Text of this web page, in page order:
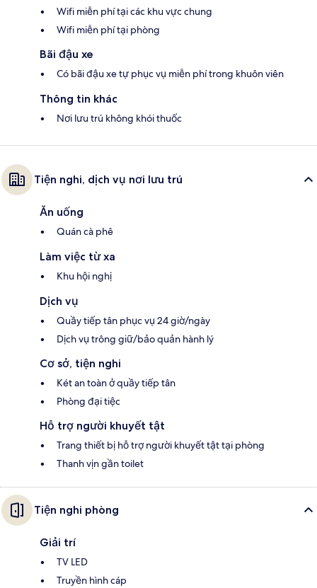
Wifi miễn phí tại các khu vực chung
Wifi miễn phí tại phòng
Bãi đậu xe
Có bãi đậu xe tự phục vụ miễn phí trong khuôn viên
Thông tin khác
Nơi lưu trú không khói thuốc
Tiện nghi, dịch vụ nơi lưu trú
Ăn uống
Quán cà phê
Làm việc từ xa
Khu hội nghị
Dịch vụ
Quầy tiếp tân phục vụ 24 giờ/ngày
Dịch vụ trông giữ/bảo quản hành lý
Cơ sở, tiện nghi
Két an toàn ở quầy tiếp tân
Phòng đại tiệc
Hỗ trợ người khuyết tật
Trang thiết bị hỗ trợ người khuyết tật tại phòng
Thanh vịn gần toilet
Tiện nghi phòng
Giải trí
TV LED
Truyền hình cáp